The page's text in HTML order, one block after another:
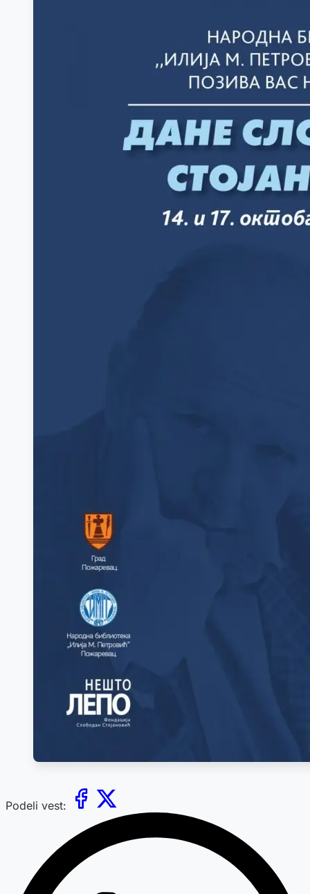
Podeli vest: